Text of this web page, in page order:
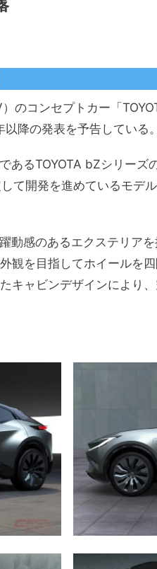
）のコンセプトカー「
降の発表を予告している。
あるTOYOTA bZシリーズ
て開発を進めているモデ
動感のあるエクステリア
観を目指してホイールを
キャビンデザインにより